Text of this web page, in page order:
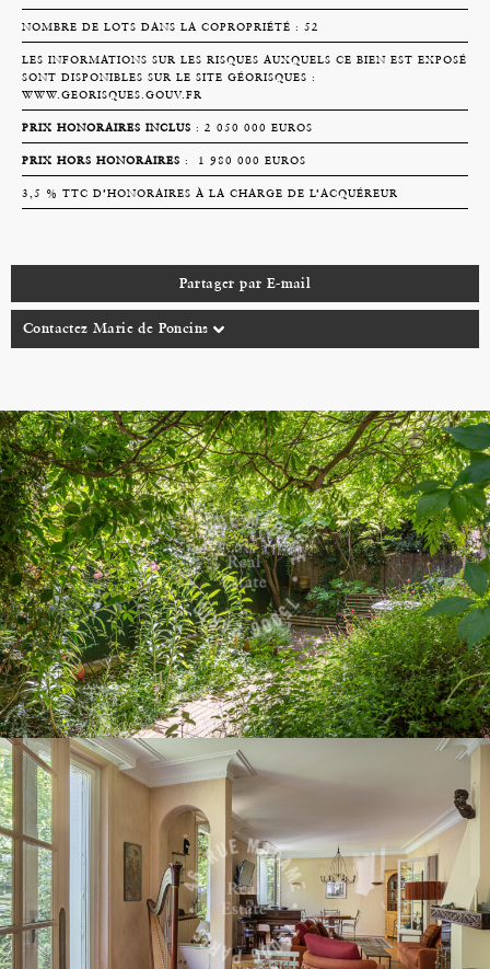
NOMBRE DE LOTS DANS LA COPROPRIÉTÉ : 52
LES INFORMATIONS SUR LES RISQUES AUXQUELS CE BIEN EST EXPOSÉ
SONT DISPONIBLES SUR LE SITE GÉORISQUES :
WWW.GEORISQUES.GOUV.FR
PRIX HONORAIRES INCLUS : 2 050 000 EUROS
PRIX HORS HONORAIRES : 1 980 000 EUROS
3,5 % TTC D’HONORAIRES À LA CHARGE DE L’ACQUÉREUR
Partager par E-mail
Contactez Marie de Poncins